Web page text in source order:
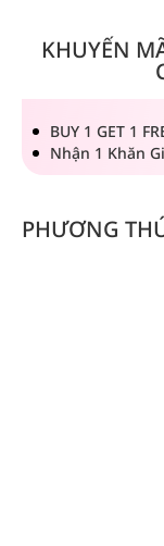
KHUYẾN
BUY 1 GET 1
Nhận 1 Khăn
PHƯƠNG